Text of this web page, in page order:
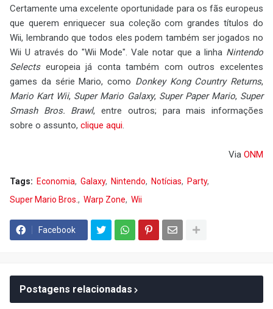
Certamente uma excelente oportunidade para os fãs europeus
que querem enriquecer sua coleção com grandes títulos do
Wii, lembrando que todos eles podem também ser jogados no
Wii U através do "Wii Mode". Vale notar que a linha Nintendo
Selectseuropeia já conta também com outros excelentes
games da série Mario, como Donkey Kong Country Returns,
Mario Kart Wii, Super Mario Galaxy, Super Paper Mario, Super
Smash Bros. Brawl, entre outros; para mais informações
sobre o assunto, clique aqui.
Via ONM
Tags: Economia Galaxy Nintendo Notícias
Party
Super Mario Bros.
Warp Zone Wii
Facebook
Postagens relacionadas